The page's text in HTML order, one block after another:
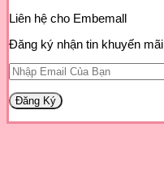
Liên hệ cho Embemall
Đăng ký nhận tin khuyến mãi